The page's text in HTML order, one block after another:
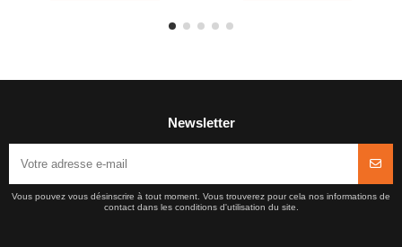
Newsletter
Vous pouvez vous désinscrire à tout moment. Vous trouverez pour cela nos informations de
contact dans les conditions d'utilisation du site.